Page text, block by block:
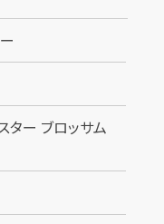
ター ブロッサム